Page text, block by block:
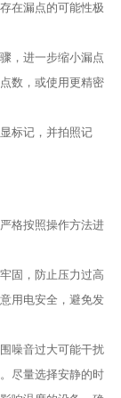
在漏点的可能性极
，进一步缩小漏点
数，或使用更精密
标记，并拍照记
格按照操作方法进
固，防止压力过高
用电安全，避免发
噪音过大可能干扰
尽量选择安静的时